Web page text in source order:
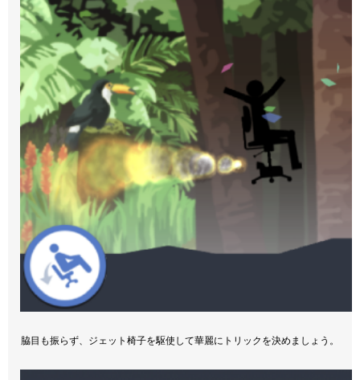
脇目も振らず、ジェット椅子を駆使して華麗にトリックを決めましょう。